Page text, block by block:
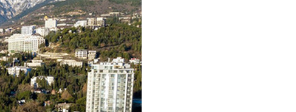
Не Обмануть